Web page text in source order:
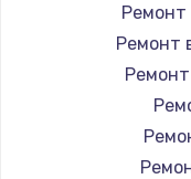
Ремонт
Ремонт